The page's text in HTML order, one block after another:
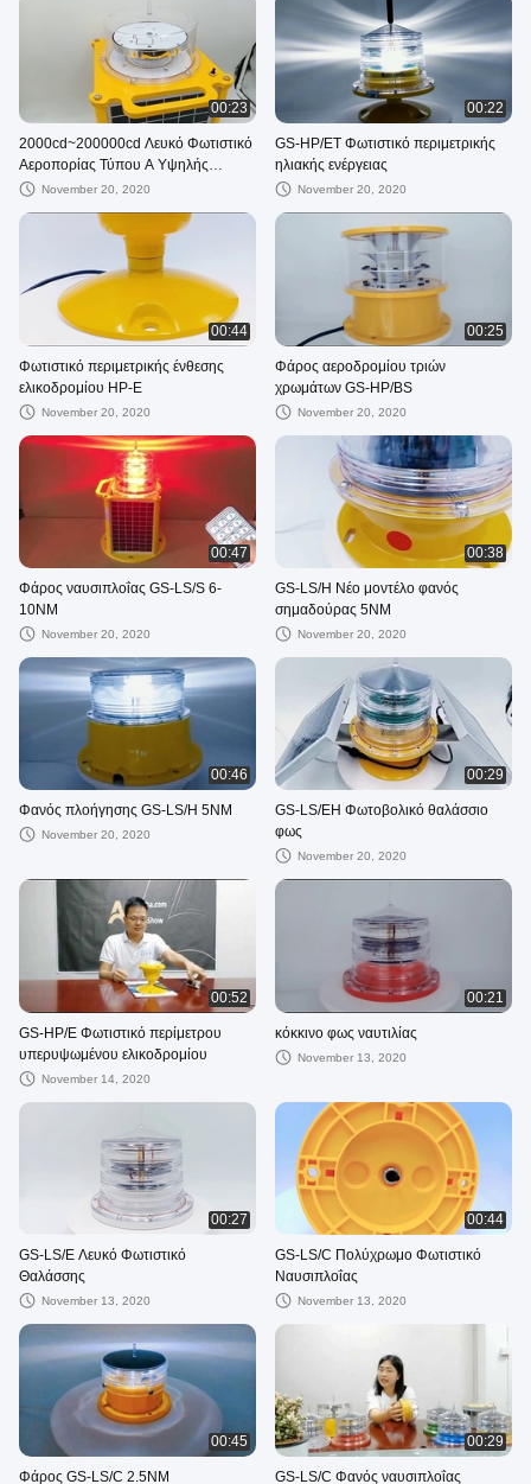
00:23
2000cd~200000cd Λευκό Φωτιστικό
Αεροπορίας Τύπου Α Υψηλής
Έντασης, Ηλιακό
November 20, 2020
00:22
GS-HP/ET Φωτιστικό περιμετρικής
ηλιακής ενέργειας
November 20, 2020
00:44
Φωτιστικό περιμετρικής ένθεσης
ελικοδρομίου HP-E
November 20, 2020
00:25
Φάρος αεροδρομίου τριών
χρωμάτων GS-HP/BS
November 20, 2020
00:47
Φάρος ναυσιπλοΐας GS-LS/S 6-
10NM
November 20, 2020
00:38
GS-LS/H Νέο μοντέλο φανός
σημαδούρας 5NM
November 20, 2020
00:46
Φανός πλοήγησης GS-LS/H 5NM
November 20, 2020
00:29
GS-LS/EH Φωτοβολικό θαλάσσιο
φως
November 20, 2020
00:52
GS-HP/E Φωτιστικό περίμετρου
υπερυψωμένου ελικοδρομίου
November 14, 2020
00:21
κόκκινο φως ναυτιλίας
November 13, 2020
00:27
GS-LS/E Λευκό Φωτιστικό
Θαλάσσης
November 13, 2020
00:44
GS-LS/C Πολύχρωμο Φωτιστικό
Ναυσιπλοΐας
November 13, 2020
00:45
Φάρος GS-LS/C 2.5NM
00:29
GS-LS/C Φανός ναυσιπλοΐας